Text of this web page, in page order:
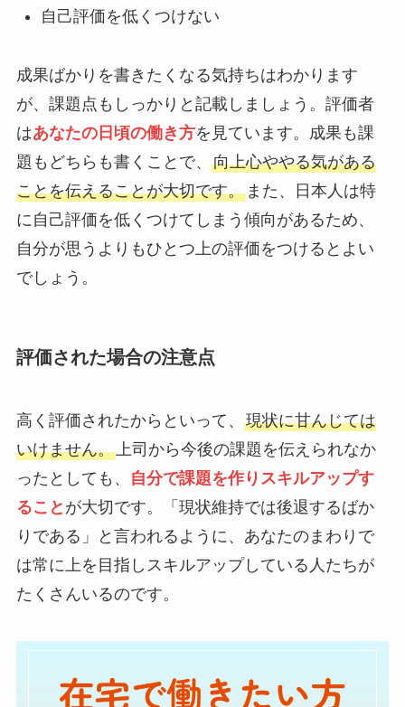
自己評価を低くつけない
成果ばかりを書きたくなる気持ちはわかります
が、課題点もしっかりと記載しましょう。評価者
はあなたの日頃の働き方を見ています。成果も課
題もどちらも書くことで、 向上心ややる気がある
ことを伝えることが大切です。また、日本人は特
に自己評価を低くつけてしまう傾向があるため、
自分が思うよりもひとつ上の評価をつけるとよい
でしょう。
評価された場合の注意点
高く評価されたからといって、 現状に甘んじては
いけません。上司から今後の課題を伝えられなか
ったとしても、
自分で課題を作りスキルアップす
ること が大切です。「現状維持では後退するばか
りである」と言われるように、あなたのまわりで
は常に上を目指しスキルアップしている人たちが
たくさんいるのです。